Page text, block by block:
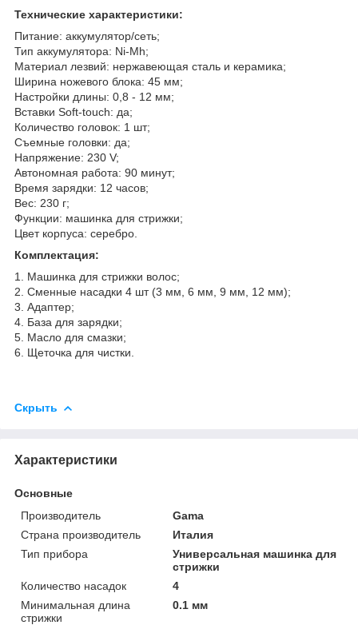
Технические характеристики:
Питание: аккумулятор/сеть;
Тип аккумулятора: Ni-Mh;
Материал лезвий: нержавеющая сталь и керамика;
Ширина ножевого блока: 45 мм;
Настройки длины: 0,8 - 12 мм;
Вставки Soft-touch: да;
Количество головок: 1 шт;
Съемные головки: да;
Напряжение: 230 V;
Автономная работа: 90 минут;
Время зарядки: 12 часов;
Вес: 230 г;
Функции: машинка для стрижки;
Цвет корпуса: серебро.
Комплектация:
1. Машинка для стрижки волос;
2. Сменные насадки 4 шт (3 мм, 6 мм, 9 мм, 12 мм);
3. Адаптер;
4. База для зарядки;
5. Масло для смазки;
6. Щеточка для чистки.
Скрыть
Характеристики
Основные
Производитель
Gama
Страна производитель
Италия
Тип прибора
Универсальная машинка для
стрижки
Количество насадок
4
Минимальная длина
стрижки
0.1 мм